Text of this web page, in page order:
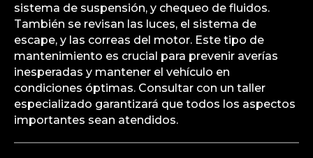
sistema de suspensión, y chequeo de fluidos.
También se revisan las luces, el sistema de
escape, y las correas del motor. Este tipo de
mantenimiento es crucial para prevenir averías
inesperadas y mantener el vehículo en
condiciones óptimas. Consultar con un taller
especializado garantizará que todos los aspectos
importantes sean atendidos.